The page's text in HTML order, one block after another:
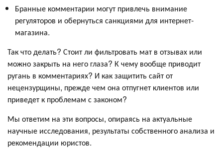
Бранные комментарии могут привлечь внимание
регуляторов и обернуться санкциями для интернет-
магазина.
Так что делать? Стоит ли фильтровать мат в отзывах или
можно закрыть на него глаза? К чему вообще приводит
ругань в комментариях? И как защитить сайт от
нецензурщины, прежде чем она отпугнет клиентов или
приведет к проблемам с законом?
Мы ответим на эти вопросы, опираясь на актуальные
научные исследования, результаты собственного анализа и
рекомендации юристов.